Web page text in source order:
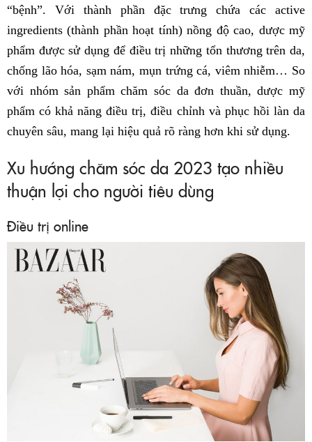
“bệnh”. Với thành phần đặc trưng chứa các active
ingredients (thành phần hoạt tính) nồng độ cao, dược mỹ
phẩm được sử dụng để điều trị những tổn thương trên da,
chống lão hóa, sạm nám, mụn trứng cá, viêm nhiễm… So
với nhóm sản phẩm chăm sóc da đơn thuần, dược mỹ
phẩm có khả năng điều trị, điều chỉnh và phục hồi làn da
chuyên sâu, mang lại hiệu quả rõ ràng hơn khi sử dụng.
Xu hướng chăm sóc da 2023 tạo nhiều
thuận lợi cho người tiêu dùng
Điều trị online